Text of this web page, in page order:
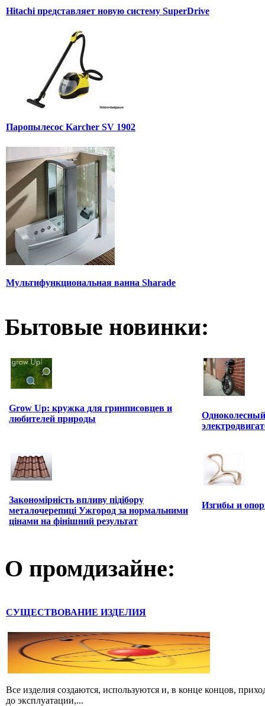
Hitachi представляет новую систему SuperDrive
Паропылесос Karcher SV 1902
Мультифункциональная ванна Sharade
Бытовые новинки:
Grow Up: кружка для гринписовцев и
любителей природы
Закономірність впливу підібору
металочерепиці Ужгород за нормальними
цінами на фінішний результат
Изгибы и
О промдизайне:
СУЩЕСТВОВАНИЕ ИЗДЕЛИЯ
Все изделия создаются, используются и, в конце концов,
до эксплуатации,...